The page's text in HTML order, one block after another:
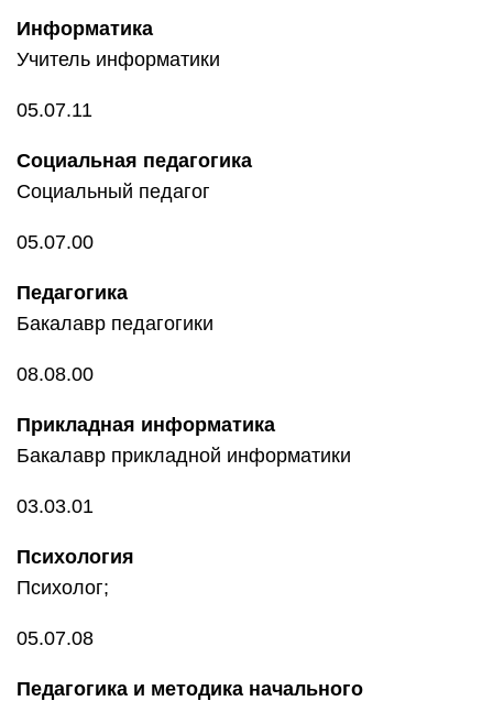
Информатика
Учитель информатики
05.07.11
Социальная педагогика
Социальный педагог
05.07.00
Педагогика
Бакалавр педагогики
08.08.00
Прикладная информатика
Бакалавр прикладной информатики
03.03.01
Психология
Психолог;
05.07.08
Педагогика и методика начального